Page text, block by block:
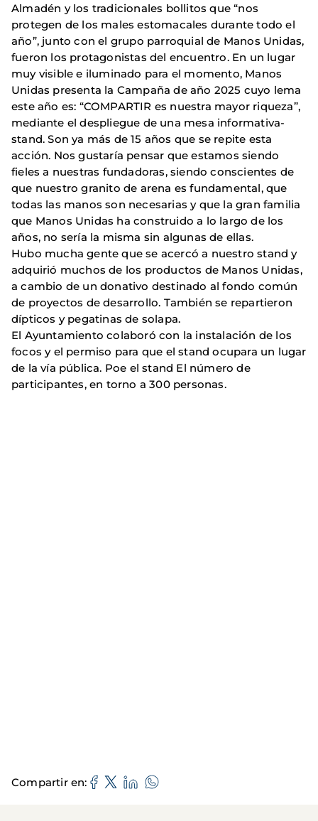
Almadén y los tradicionales bollitos que “nos
protegen de los males estomacales durante todo el
año”, junto con el grupo parroquial de Manos Unidas,
fueron los protagonistas del encuentro. En un lugar
muy visible e iluminado para el momento, Manos
Unidas presenta la Campaña de año 2025 cuyo lema
este año es: “COMPARTIR es nuestra mayor riqueza”,
mediante el despliegue de una mesa informativa-
stand. Son ya más de 15 años que se repite esta
acción. Nos gustaría pensar que estamos siendo
fieles a nuestras fundadoras, siendo conscientes de
que nuestro granito de arena es fundamental, que
todas las manos son necesarias y que la gran familia
que Manos Unidas ha construido a lo largo de los
años, no sería la misma sin algunas de ellas.
Hubo mucha gente que se acercó a nuestro stand y
adquirió muchos de los productos de Manos Unidas,
a cambio de un donativo destinado al fondo común
de proyectos de desarrollo. También se repartieron
dípticos y pegatinas de solapa.
El Ayuntamiento colaboró con la instalación de los
focos y el permiso para que el stand ocupara un lugar
de la vía pública. Poe el stand El número de
participantes, en torno a 300 personas.
Compartir en